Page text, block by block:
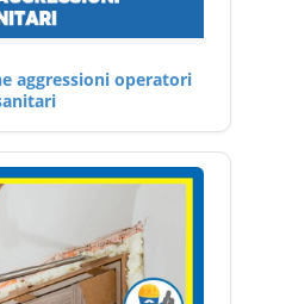
aggressioni operatori